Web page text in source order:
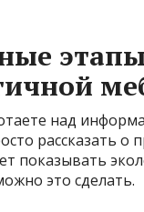
над
рассказать о
показывать
это сделать.